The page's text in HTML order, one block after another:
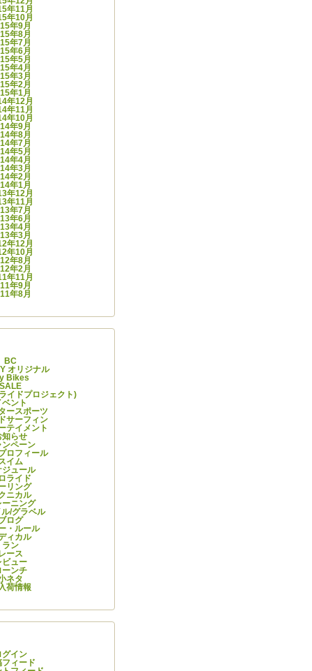
年11月
年10月
年9月
年8月
年7月
年6月
年5月
年4月
年3月
年2月
年1月
年12月
年11月
年10月
年9月
年8月
年7月
年5月
年4月
年3月
年2月
年1月
年12月
年11月
年7月
年6月
年4月
年3月
年12月
年10月
年8月
年2月
年11月
年9月
年8月
BC
オリジナル
Bikes
SALE
イドプロジェクト)
ベント
ースポーツ
サーフィン
テイメント
知らせ
ンペーン
ロフィール
イム
ジュール
ライド
リング
ニカル
ーニング
ル/グラベル
ログ
・ルール
ィカル
ラン
レース
ビュー
ーンチ
ネタ
荷情報
グイン
フィード